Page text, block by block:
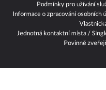
Podmínky pro užívání
Informace o zpracování osobních
Jednotná kontaktní místa /
Povinně